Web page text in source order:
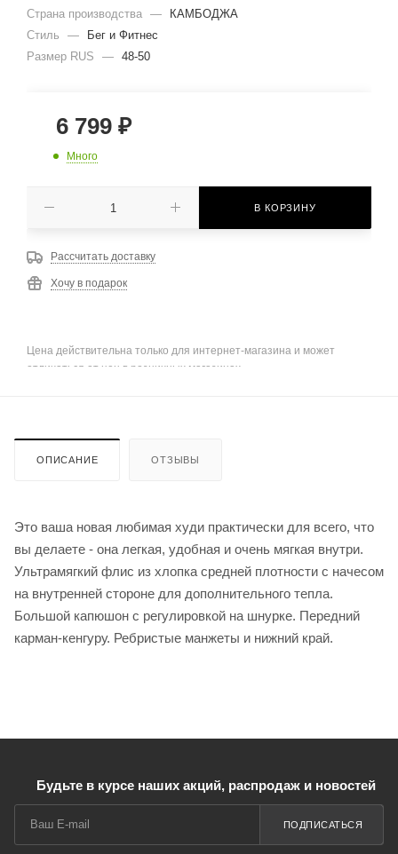
Страна производства —
КАМБОДЖА
Стиль
—
Бег и Фитнес
Размер RUS
— 48-50
6 799 ₽
Много
В КОРЗИНУ
Рассчитать доставку
Хочу в подарок
Цена действительна только для интернет-магазина и может
отличаться от цен в розничных магазинах
ОПИСАНИЕ ОТЗЫВЫ
Это ваша новая любимая худи практически для всего, что
вы делаете - она ​​легкая, удобная и очень мягкая внутри.
Ультрамягкий флис из хлопка средней плотности с начесом
на внутренней стороне для дополнительного тепла.
Большой капюшон с регулировкой на шнурке. Передний
карман-кенгуру. Ребристые манжеты и нижний край.
Будьте в курсе наших акций, распродаж и новостей
ПОДПИСАТЬСЯ